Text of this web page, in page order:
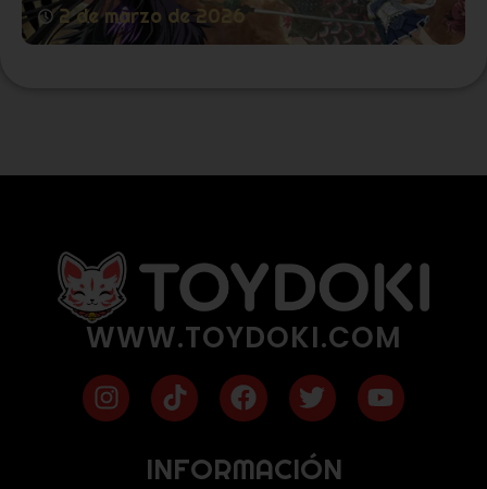
2 de marzo de 2026
WWW.TOYDOKI.COM
INFORMACIÓN